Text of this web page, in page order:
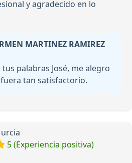
y agradecido en lo
MARTINEZ RAMIREZ
palabras José, me alegro
tan satisfactorio.
5 (Experiencia positiva)